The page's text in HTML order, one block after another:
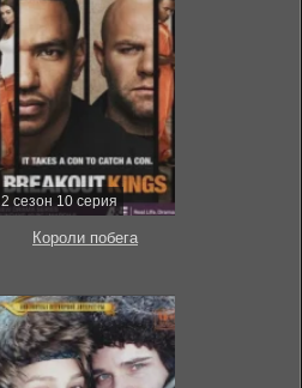
2 сезон 10 серия
Короли побега